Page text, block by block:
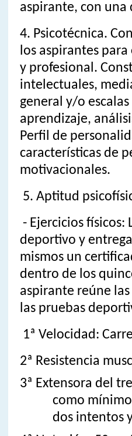
aspirante, con una
4. Psicotécnica.
los aspirantes
y profesional.
intelectuales,
general y/o
aprendizaje,
Perfil de
características de
motivacionales.
5. Aptitud
- Ejercicios
deportivo y
mismos un
dentro de los
aspirante reúne
las pruebas
1ª Velocidad:
2ª Resistencia
3ª Extensora del
como
dos intentos